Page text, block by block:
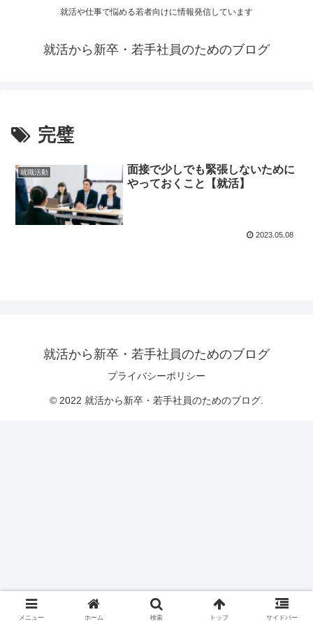
就活や仕事で悩める若者向けに情報発信しています
就活から新卒・若手社員のためのブログ
完璧
就職活動
面接で少しでも緊張しないために
やっておくこと【就活】
2023.05.08
就活から新卒・若手社員のためのブログ
プライバシーポリシー
© 2022 就活から新卒・若手社員のためのブログ.
メニュー ホーム 検索 トップ サイドバー